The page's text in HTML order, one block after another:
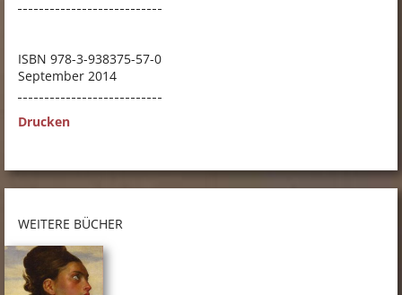
ISBN 978-3-938375-57-0
September 2014
Drucken
WEITERE BÜCHER